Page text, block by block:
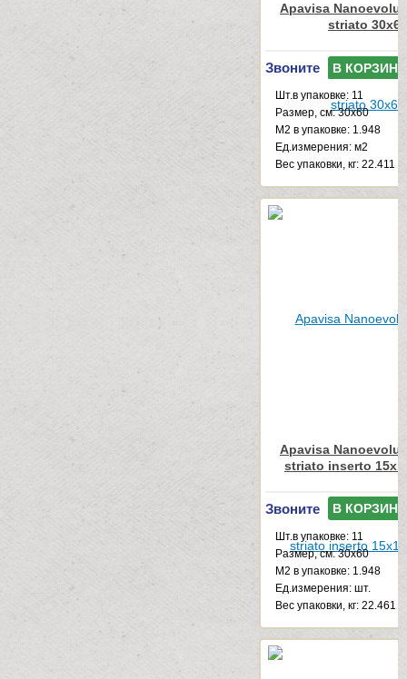
Apavisa
striato 30x60
Звоните В КОРЗИНУ
Шт.в упаковке: 11
Размер, см: 30x60
М2 в упаковке: 1.948
Ед.измерения: м2
Веc упаковки, кг: 22.411
Apavisa
striato inserto
Звоните В КОРЗИНУ
Шт.в упаковке: 11
Размер, см: 30x60
М2 в упаковке: 1.948
Ед.измерения: шт.
Веc упаковки, кг: 22.461